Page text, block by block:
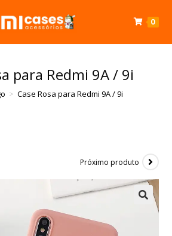
0
para Redmi 9A / 9i
> Case Rosa para Redmi 9A / 9i
Próximo produto